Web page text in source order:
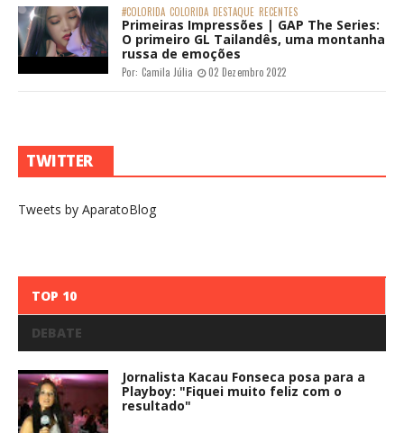
#COLORIDA COLORIDA DESTAQUE RECENTES
Primeiras Impressões | GAP The Series:
O primeiro GL Tailandês, uma montanha
russa de emoções
Por: Camila Júlia 02 Dezembro 2022
TWITTER
Tweets by AparatoBlog
TOP 10
DEBATE
Jornalista Kacau Fonseca posa para a
Playboy: "Fiquei muito feliz com o
resultado"